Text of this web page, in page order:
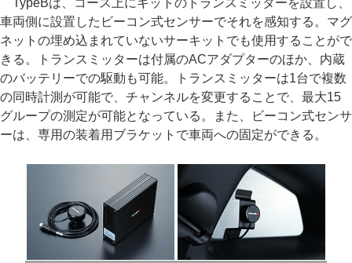
TypeBは、コース上にキットのトランスミッターを設置し、
車両側に設置したビーコン式センサーでそれを感知する。マグ
ネットの埋め込まれていないサーキットでも使用することがで
きる。トランスミッターは付属のACアダプターのほか、内蔵
のバッテリーでの駆動も可能。トランスミッターは1台で複数
の同時計測が可能で、チャンネルを変更することで、最大15
グループの測定が可能となっている。また、ビーコン式センサ
ーは、専用の装着用ブラケットで車両への固定ができる。